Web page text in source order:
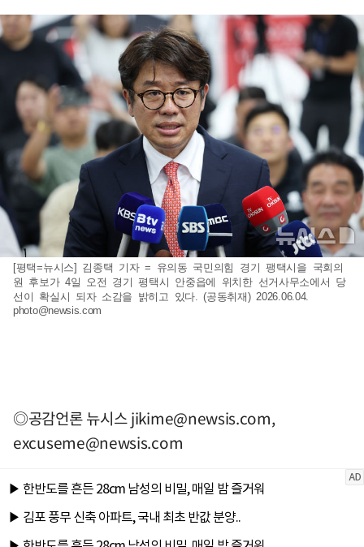
[평택=뉴시스] 김종택 기자 = 유의동 국민의힘 경기 팽택시을 국회의
원 후보가 4일 오전 경기 평택시 안중읍에 위치한 선거사무소에서 당
선이 확실시 되자 소감을 밝히고 있다. (공동취재) 2026.06.04.
photo@newsis.com
◎공감언론 뉴시스jikime@newsis.com,
excuseme@newsis.com